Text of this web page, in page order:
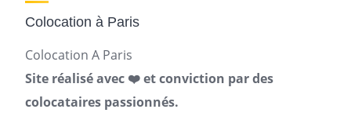
Colocation à Paris
Colocation A Paris
Site réalisé avec ❤️ et conviction par des
colocataires passionnés.